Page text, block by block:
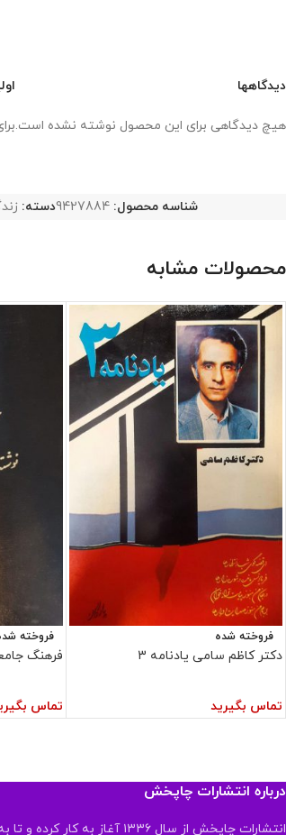
دیدگاهها
هیچ دیدگاهی برای این محصول نوشته نشده است.
شناسه محصول:9427884دسته:
محصولات مشابه
فروخته شده
دکتر کاظم سامی یادنامه 3
تماس بگیرید
فروخته
فرهنگ
تماس
درباره انتشارات چاپخش
انتشارات چاپخش از سال ۱۳۳۶ آغاز به کار